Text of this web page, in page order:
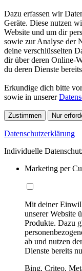
Dazu erfassen wir
Geräte. Diese nutzen
Website und um dir
sowie zur Analyse der
deine verschlüsselten
dir über deren Online-
du deren Dienste
Erkundige dich bitte
sowie in unserer
Zustimmen Nur
Datenschutzerklärung
Individuelle
Marketing per
Mit deiner
unserer Website
Produkte. Dazu
ab und nutzen
Dienste bereits
Bing, Criteo,